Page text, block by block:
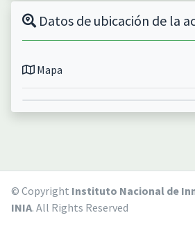
Datos de ubicación de la
Mapa
© Copyright Instituto Nacional de
INIA. All Rights Reserved